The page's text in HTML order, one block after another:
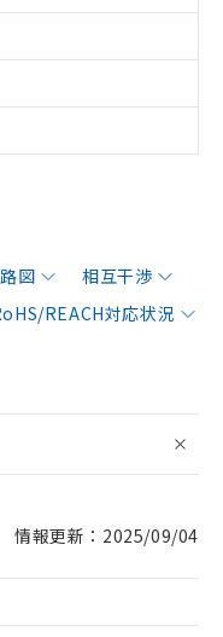
図
相互干渉
REACH対応状況
情報更新：2025/09/04